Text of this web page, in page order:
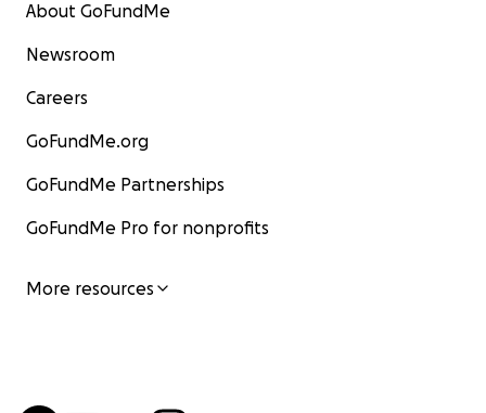
About GoFundMe
Newsroom
Careers
GoFundMe.org
GoFundMe Partnerships
GoFundMe Pro for nonprofits
More resources